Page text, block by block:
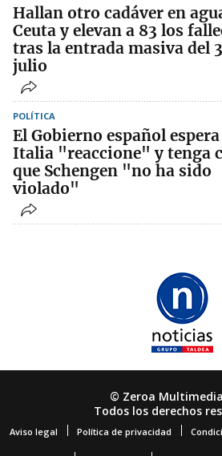
Hallan otro cadáver en
Ceuta y elevan a 83 los
tras la entrada masiva del
julio
POLÍTICA
El Gobierno español
Italia "reaccione" y tenga
que Schengen "no ha sido
violado"
© Zeroa
Todos los derechos
Aviso legal Política de privacidad